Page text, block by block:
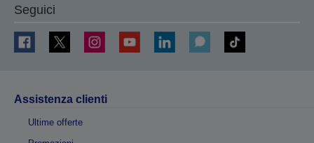
Seguici
Assistenza clienti
Ultime offerte